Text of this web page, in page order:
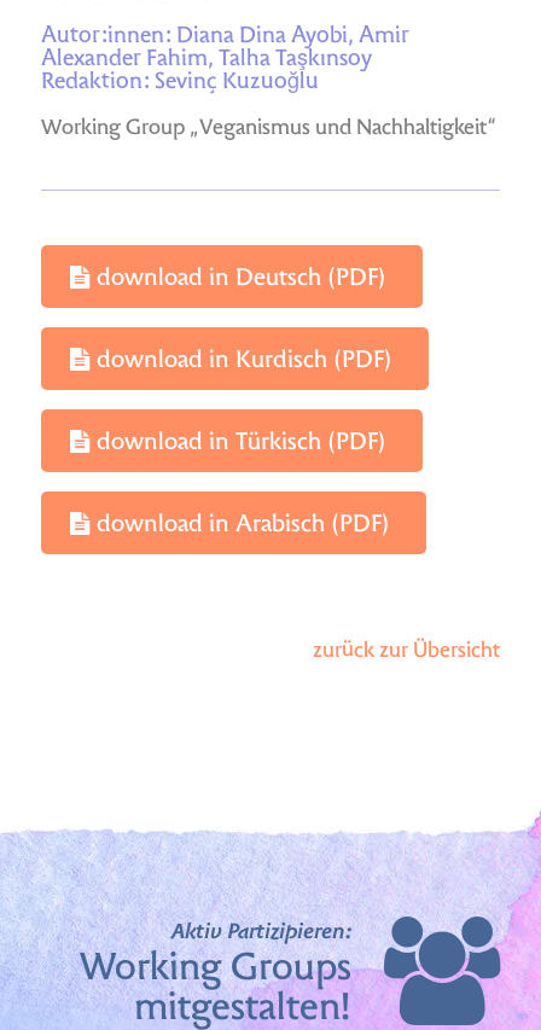
Autor:innen: Diana Dina Ayobi, Amir
Alexander Fahim, Talha Taşkınsoy
Redaktion: Sevinç Kuzuoğlu
Working Group „Veganismus und Nachhaltigkeit“
download in Deutsch (PDF)
download in Kurdisch (PDF)
download in Türkisch (PDF)
download in Arabisch (PDF)
zurück zur Übersicht
Aktiv Partizipieren:
Working Groups
mitgestalten!